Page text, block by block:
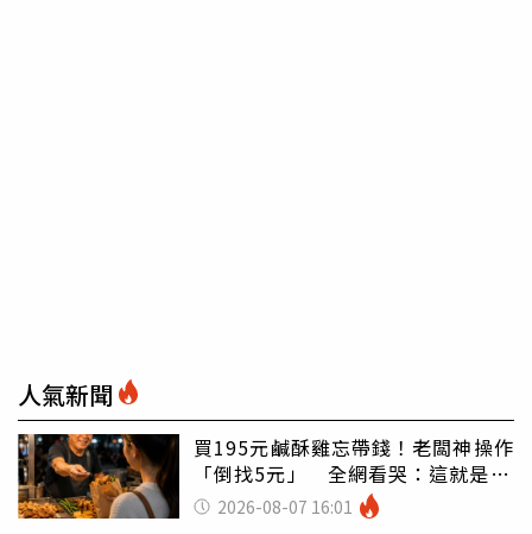
人氣新聞
買195元鹹酥雞忘帶錢！老闆神操作
「倒找5元」 全網看哭：這就是台
灣 2026-08-07 16:01